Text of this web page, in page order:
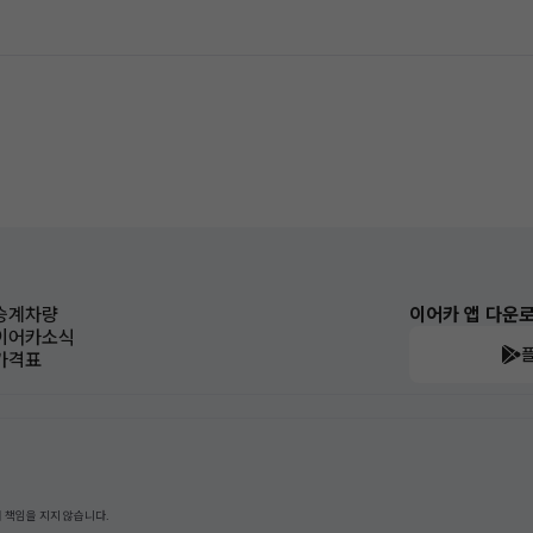
계차량
어카소식
격표
이어카 앱 다운
임을 지지 않습니다.